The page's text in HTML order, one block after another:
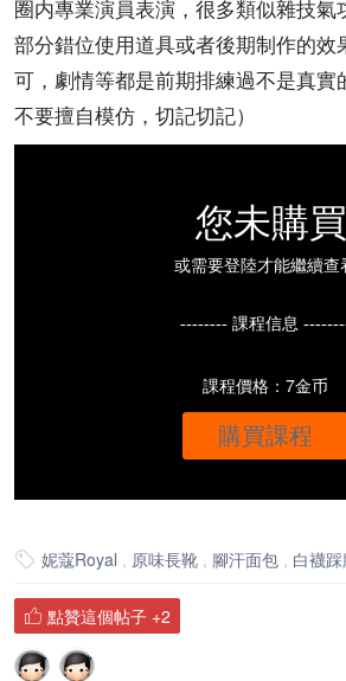
圈内專業演員表演，很多類似雜技氣
部分錯位使用道具或者後期制作的效
可，劇情等都是前期排練過不是真實
不要擅自模仿，切記切記）
您未購買
或需要登陸才能繼續查
-------- 課程信息
課程價格：7金币
購買課程
 妮蔻Royal , 原味長靴 , 腳汗面包 , 白襪踩
 點贊這個帖子 +2